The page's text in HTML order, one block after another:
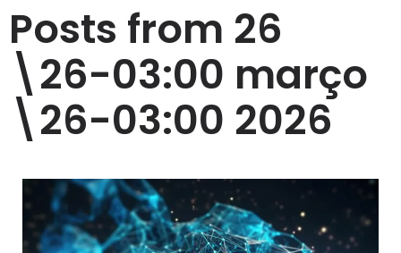
Posts from 26
\26-03:00 março
\26-03:00 2026